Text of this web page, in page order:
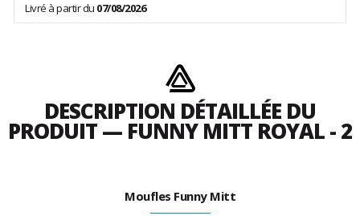
Livré à partir du 07/08/2026
DESCRIPTION DÉTAILLÉE DU
PRODUIT — FUNNY MITT ROYAL - 2
Moufles Funny Mitt